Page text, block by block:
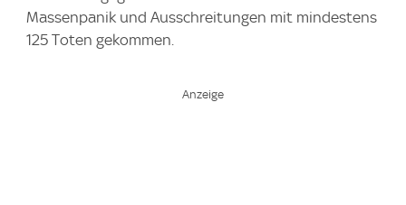
Massenpanik und Ausschreitungen mit mindestens
125 Toten gekommen.